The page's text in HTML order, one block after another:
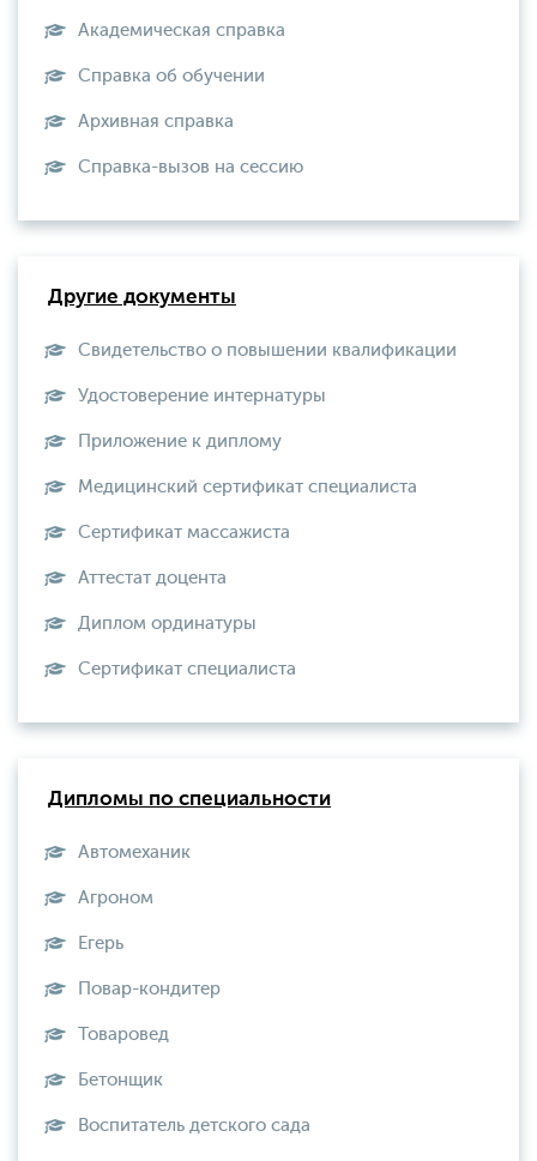
Академическая справка
Справка об обучении
Архивная справка
Справка-вызов на сессию
Другие документы
Свидетельство о повышении квалификации
Удостоверение интернатуры
Приложение к диплому
Медицинский сертификат специалиста
Сертификат массажиста
Аттестат доцента
Диплом ординатуры
Сертификат специалиста
Дипломы по специальности
Автомеханик
Агроном
Егерь
Повар-кондитер
Товаровед
Бетонщик
Воспитатель детского сада